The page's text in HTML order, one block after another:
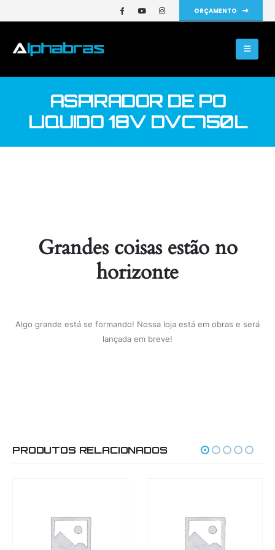
ORÇAMENTO
ASPIRADOR DE PO
LIQUIDO 18V DVC750L
Grandes coisas estão no
horizonte
Algo grande está se formando! Nossa loja está em obras e será
lançada em breve!
PRODUTOS RELACIONADOS